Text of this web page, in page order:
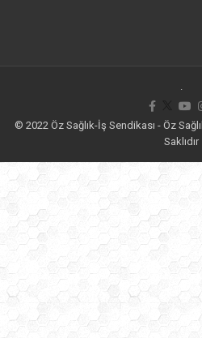
© 2022 Öz Sağlık-İş Sendikası - Öz
Saklıdır